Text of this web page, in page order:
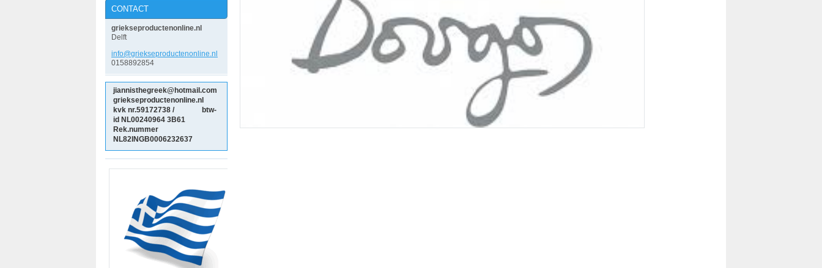
CONTACT
griekseproductenonline.nl
Delft
info@griekseproductenonl ine.nl
0158892854
jiannisthegreek@hotmail.com
griekseproductenonline.nl
kvk nr.59172738 / btw-
id NL002409643B61
Rek.nummer
NL82INGB0006232637